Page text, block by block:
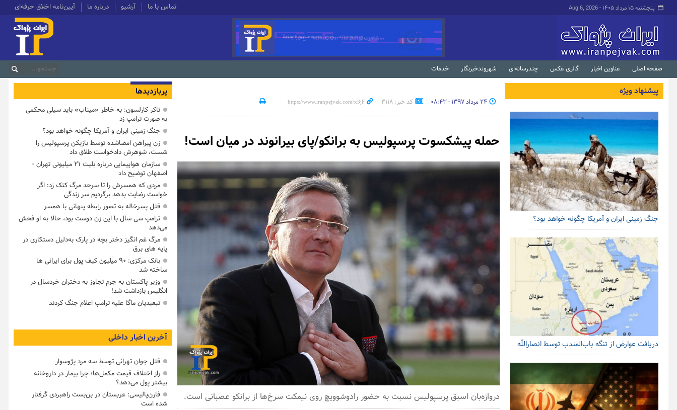
پنجشنبه ۱۵ مرداد ۱۴۰۵ - Aug 6, 2026 تماس با ما آرشیو درباره ما آیین‌نامه اخلاق حرفه‌ای
صفحه اصلی عناوین اخبار گالری عکس چندرسانه‌ای شهروندخبرنگار خدمات
۲۴ مرداد ۱۳۹۷ - ۰۸:۴۳ کد خبر: 3118
حمله پیشکسوت پرسپولیس به برانکو/پای بیرانوند در میان است!
دروازه‌بان اسبق پرسپولیس نسبت به حضور رادوشوویچ روی نیمکت سرخ‌ها از برانکو عصبانی است.
پیشنهاد ویژه
جنگ زمینی ایران و آمریکا چگونه خواهد بود؟
دریافت عوارض از تنگه باب‌المندب توسط انصاراللّه
پربازدیدها
تاکر کارلسون: به خاطر «میناب» باید سیلی محکمی
به صورت ترامپ زد
جنگ زمینی ایران و آمریکا چگونه خواهد بود؟
زن پیراهن امضاشده توسط بازیکن پرسپولیس را
شست، شوهرش دادخواست طلاق داد
سازمان هواپیمایی درباره بلیت ۲۱ میلیونی تهران -
اصفهان توضیح داد
مردی که همسرش را تا سرحد مرگ کتک زد: اگر
خواست رضایت بدهد برگردیم سر زندگی
قتل پسرخاله به تصور رابطه پنهانی با همسر
ترامپ سی سال با این زن دوست بود، حالا به او فحش
می‌دهد
مرگ غم انگیز دختر بچه در پارک به‌دلیل دستکاری در
پایه های برق
بانک مرکزی: ۹۰ میلیون کیف پول برای ایرانی ها
ساخته شد
وزیر پاکستان به جرم تجاوز به دختران خردسال در
انگلیس بازداشت شد!
تبعیدیان ماگا علیه ترامپ اعلام جنگ کردند
آخرین اخبار داخلی
قتل جوان تهرانی توسط سه مرد پژوسوار
راز اختلاف قیمت مکمل‌ها؛ چرا بیمار در داروخانه
بیشتر پول می‌دهد؟
فارن‌پالیسی: عربستان در بن‌بست راهبردی گرفتار
شده است